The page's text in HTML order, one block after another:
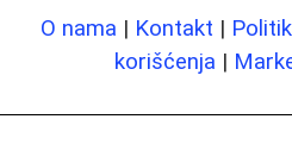
O nama | Kontakt |
korišćenja |